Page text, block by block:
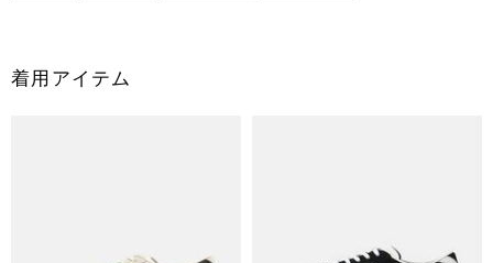
着用アイテム